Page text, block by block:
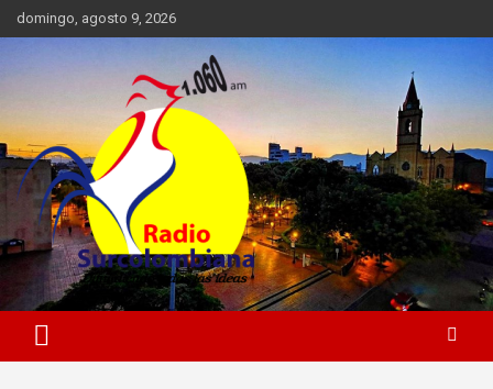
Skip
to
domingo, agosto 9, 2026
Emisora Radio Surcolombiana
Radio Surcolombiana 1060 AM Neiva Huila Colombia